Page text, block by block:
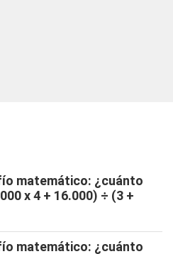
matemático: ¿cuánto
x 4 + 16.000) ÷ (3 +
matemático: ¿cuánto